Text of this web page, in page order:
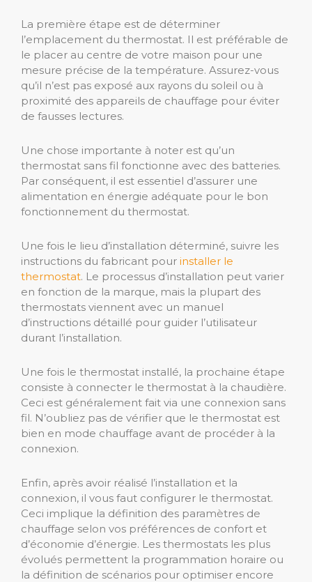
La première étape est de déterminer
l’emplacement du thermostat. Il est préférable de
le placer au centre de votre maison pour une
mesure précise de la température. Assurez-vous
qu’il n’est pas exposé aux rayons du soleil ou à
proximité des appareils de chauffage pour éviter
de fausses lectures.
Une chose importante à noter est qu’un
thermostat sans fil fonctionne avec des batteries.
Par conséquent, il est essentiel d’assurer une
alimentation en énergie adéquate pour le bon
fonctionnement du thermostat.
Une fois le lieu d’installation déterminé, suivre les
instructions du fabricant pour installer le
thermostat. Le processus d’installation peut varier
en fonction de la marque, mais la plupart des
thermostats viennent avec un manuel
d’instructions détaillé pour guider l’utilisateur
durant l’installation.
Une fois le thermostat installé, la prochaine étape
consiste à connecter le thermostat à la chaudière.
Ceci est généralement fait via une connexion sans
fil. N’oubliez pas de vérifier que le thermostat est
bien en mode chauffage avant de procéder à la
connexion.
Enfin, après avoir réalisé l’installation et la
connexion, il vous faut configurer le thermostat.
Ceci implique la définition des paramètres de
chauffage selon vos préférences de confort et
d’économie d’énergie. Les thermostats les plus
évolués permettent la programmation horaire ou
la définition de scénarios pour optimiser encore